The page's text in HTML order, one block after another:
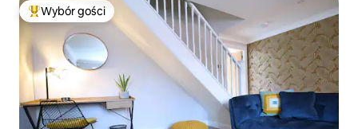
Najpopularniejsze z kategorii Wybór gości
Wybór gości